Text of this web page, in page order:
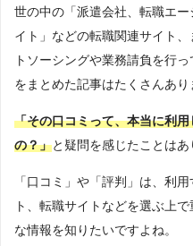
世の中の「派遣会社、転職エ
イト」などの転職関連サイト
トソーシングや業務請負を行
をまとめた記事はたくさんあ
「その口コミって、本当に利
の？」と疑問を感じたことはあ
「口コミ」や「評判」は、利
ト、転職サイトなどを選ぶ上
な情報を知りたいですよね。